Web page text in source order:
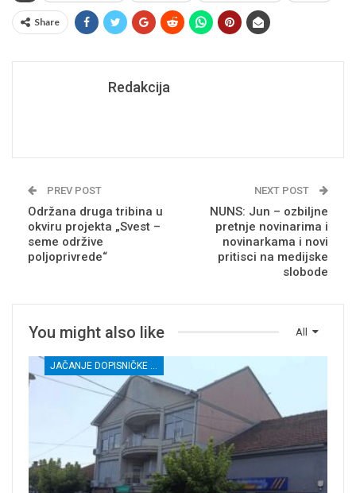
Share
Redakcija
PREV POST
Održana druga tribina u
okviru projekta „Svest –
seme održive
poljoprivrede“
NEXT POST
NUNS: Jun – ozbiljne
pretnje novinarima i
novinarkama i novi
pritisci na medijske
slobode
All
You might also like
JAČANJE DOPISNIČKE MREŽE NEZAVISNIH MEDIJA U RASINSKOM OKRUGU